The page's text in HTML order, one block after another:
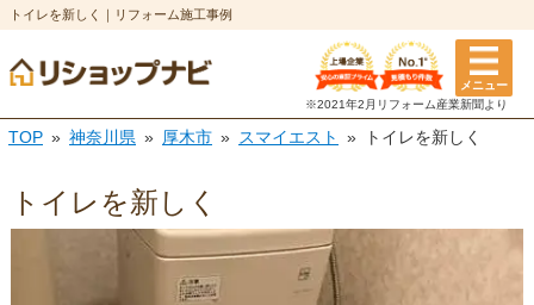
トイレを新しく｜リフォーム施工事例
メニュー
※2021年2月リフォーム産業新聞より
TOP 神奈川県 厚木市 スマイエスト トイレを新しく
トイレを新しく